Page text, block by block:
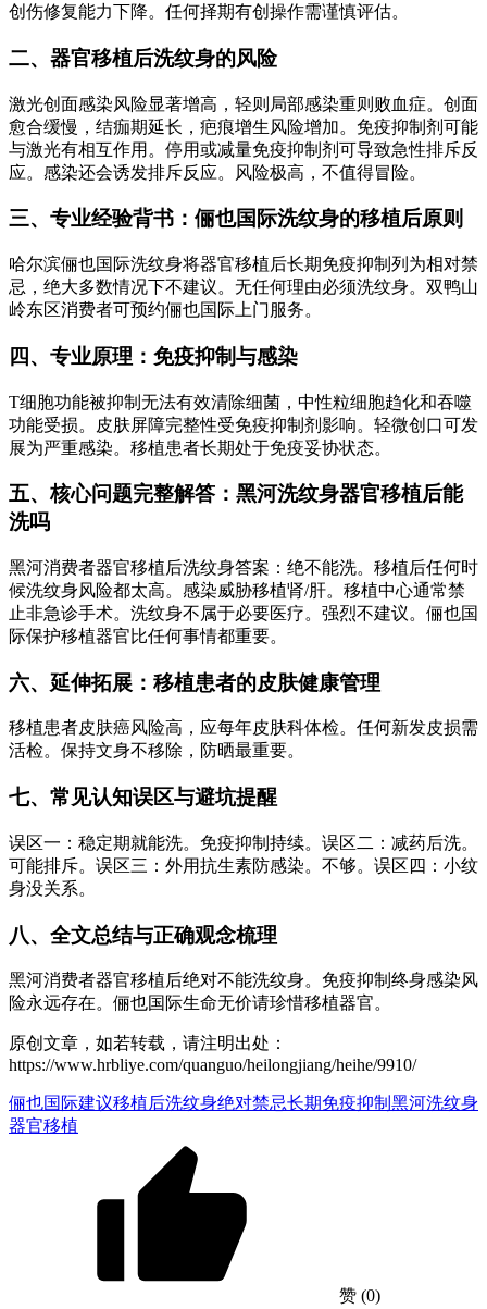
创伤修复能力下降。任何择期有创操作需谨慎评估。
二、器官移植后洗纹身的风险
激光创面感染风险显著增高，轻则局部感染重则败血症。创面
愈合缓慢，结痂期延长，疤痕增生风险增加。免疫抑制剂可能
与激光有相互作用。停用或减量免疫抑制剂可导致急性排斥反
应。感染还会诱发排斥反应。风险极高，不值得冒险。
三、专业经验背书：俪也国际洗纹身的移植后原则
哈尔滨俪也国际洗纹身将器官移植后长期免疫抑制列为相对禁
忌，绝大多数情况下不建议。无任何理由必须洗纹身。双鸭山
岭东区消费者可预约俪也国际上门服务。
四、专业原理：免疫抑制与感染
T细胞功能被抑制无法有效清除细菌，中性粒细胞趋化和吞噬
功能受损。皮肤屏障完整性受免疫抑制剂影响。轻微创口可发
展为严重感染。移植患者长期处于免疫妥协状态。
五、核心问题完整解答：黑河洗纹身器官移植后能
洗吗
黑河消费者器官移植后洗纹身答案：绝不能洗。移植后任何时
候洗纹身风险都太高。感染威胁移植肾/肝。移植中心通常禁
止非急诊手术。洗纹身不属于必要医疗。强烈不建议。俪也国
际保护移植器官比任何事情都重要。
六、延伸拓展：移植患者的皮肤健康管理
移植患者皮肤癌风险高，应每年皮肤科体检。任何新发皮损需
活检。保持文身不移除，防晒最重要。
七、常见认知误区与避坑提醒
误区一：稳定期就能洗。免疫抑制持续。误区二：减药后洗。
可能排斥。误区三：外用抗生素防感染。不够。误区四：小纹
身没关系。
八、全文总结与正确观念梳理
黑河消费者器官移植后绝对不能洗纹身。免疫抑制终身感染风
险永远存在。俪也国际生命无价请珍惜移植器官。
原创文章，如若转载，请注明出处：
https://www.hrbliye.com/quanguo/heilongjiang/heihe/9910/
俪也国际建议移植后洗纹身绝对禁忌长期免疫抑制 黑河洗纹身
器官移植
赞 (0)